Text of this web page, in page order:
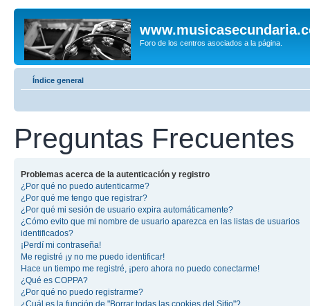
Foro de los centros asociados a la página.
Índice general
Preguntas Frecuentes
Problemas acerca de la autenticación y registro
¿Por qué no puedo autenticarme?
¿Por qué me tengo que registrar?
¿Por qué mi sesión de usuario expira automáticamente?
¿Cómo evito que mi nombre de usuario aparezca en las listas de usuarios
identificados?
¡Perdí mi contraseña!
Me registré ¡y no me puedo identificar!
Hace un tiempo me registré, ¡pero ahora no puedo conectarme!
¿Qué es COPPA?
¿Por qué no puedo registrarme?
¿Cuál es la función de "Borrar todas las cookies del Sitio"?